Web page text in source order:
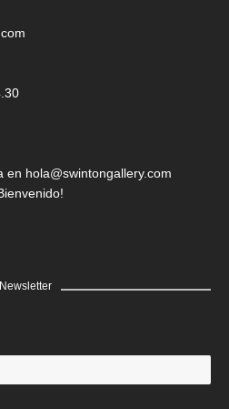
hola@swintongallery.com
Newsletter